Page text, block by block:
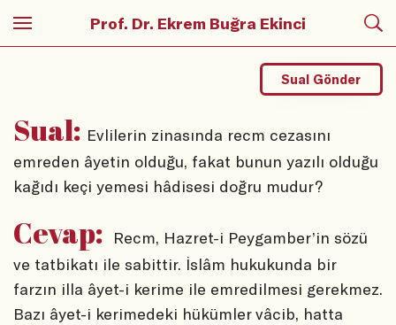
Prof. Dr. Ekrem Buğra Ekinci
Sual: Evlilerin zinasında recm cezasını
emreden âyetin olduğu, fakat bunun yazılı olduğu
kağıdı keçi yemesi hâdisesi doğru mudur?
Sual Gönder
Cevap:
Recm, Hazret-i Peygamber’in sözü
ve tatbikatı ile sabittir. İslâm hukukunda bir
farzın illa âyet-i kerime ile emredilmesi gerekmez.
Bazı âyet-i kerimedeki hükümler vâcib, hatta